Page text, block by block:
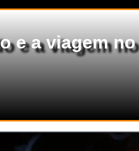
e a viagem